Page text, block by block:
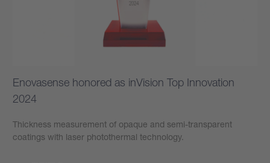
Enovasense honored as inVision Top Innovation
2024
Thickness measurement of opaque and semi-transparent
coatings with laser photothermal technology.